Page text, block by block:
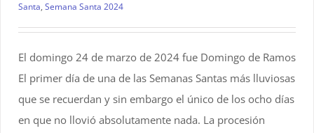
Santa, Semana Santa 2024
El domingo 24 de marzo de 2024 fue Domingo de Ramos
El primer día de una de las Semanas Santas más lluviosas
que se recuerdan y sin embargo el único de los ocho días
en que no llovió absolutamente nada. La procesión